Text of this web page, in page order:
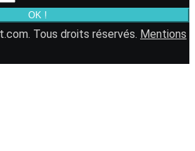
OK !
Tous droits réservés. Mentions